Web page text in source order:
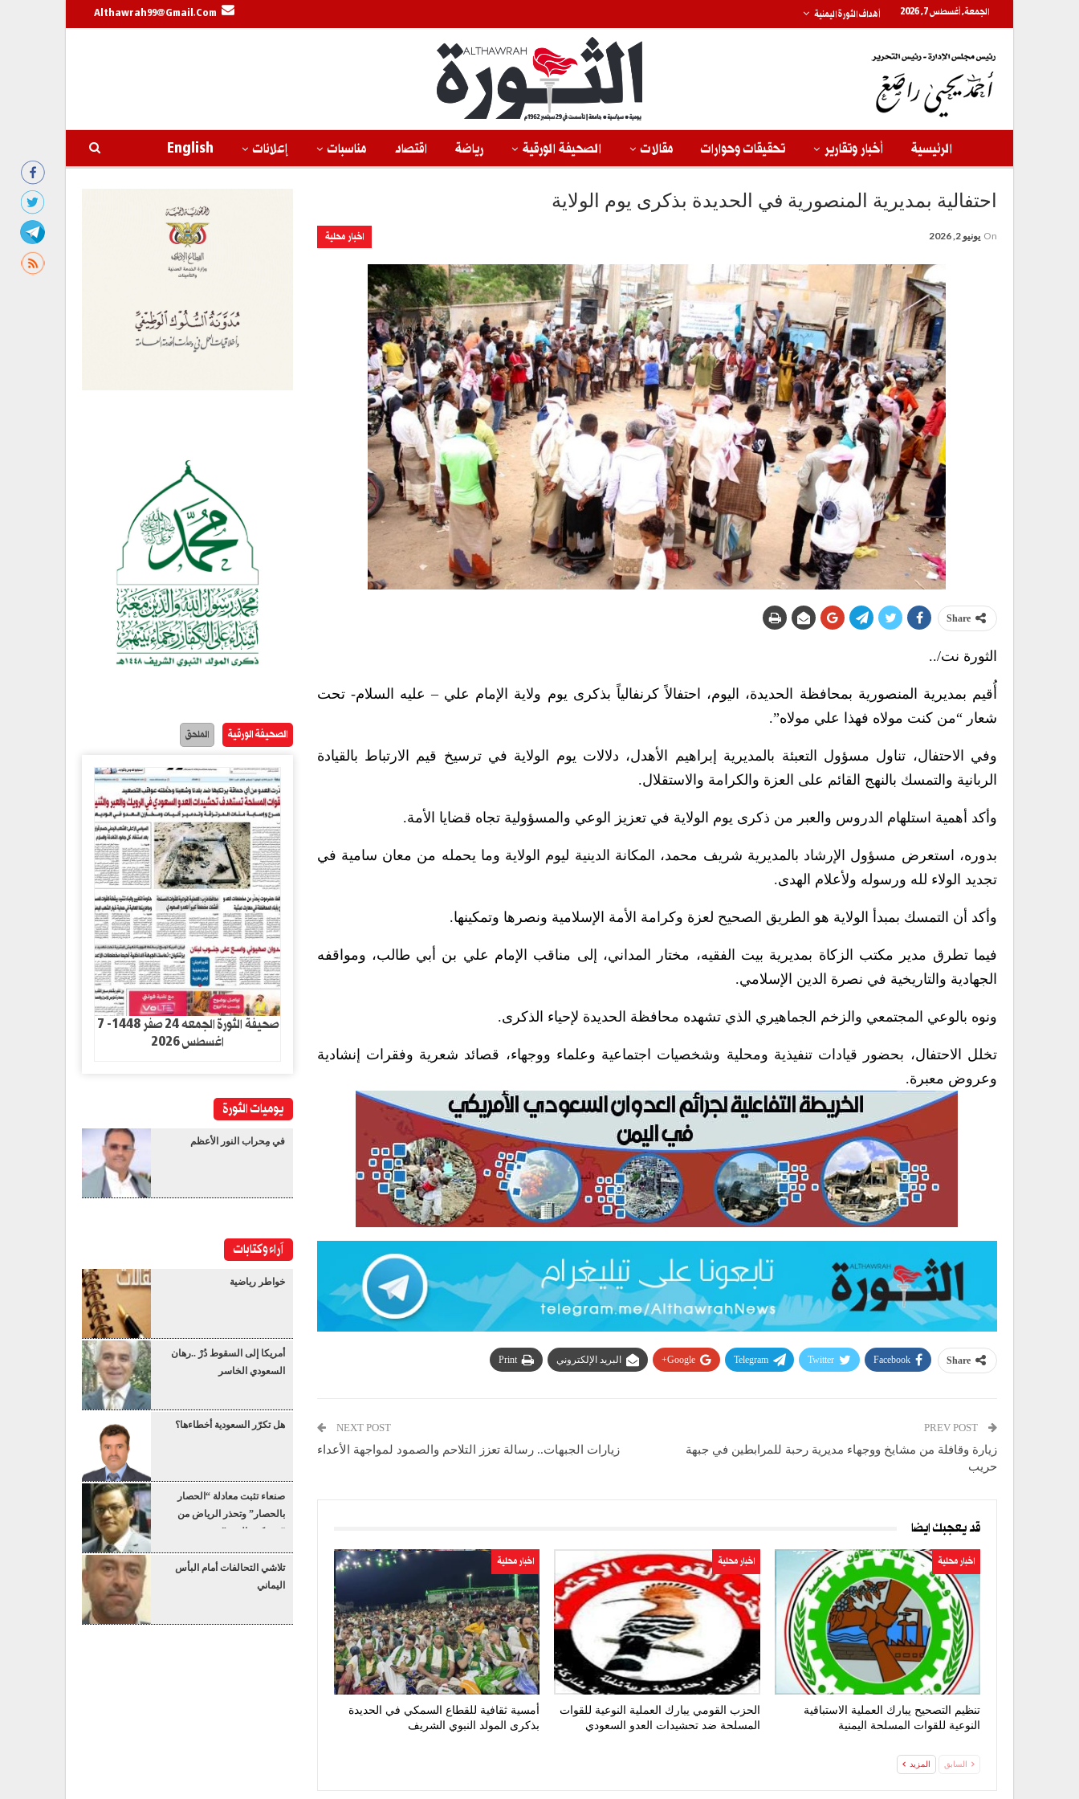
الجمعة, أغسطس 7, 2026 أهداف الثورة اليمنية Althawrah99@gmail.com
الرئيسية أخبار وتقارير تحقيقات وحوارات مقالات الصحيفة الورقية رياضة اقتصاد مناسبات إعلانات English
احتفالية بمديرية المنصورية في الحديدة بذكرى يوم الولاية
اخبار محلية On يونيو 2, 2026
Share
الثورة نت/..
أُقيم بمديرية المنصورية بمحافظة الحديدة، اليوم، احتفالاً كرنفالياً بذكرى يوم ولاية الإمام علي – عليه السلام- تحت
شعار “من كنت مولاه فهذا علي مولاه”.
وفي الاحتفال، تناول مسؤول التعبئة بالمديرية إبراهيم الأهدل، دلالات يوم الولاية في ترسيخ قيم الارتباط بالقيادة
الربانية والتمسك بالنهج القائم على العزة والكرامة والاستقلال.
وأكد أهمية استلهام الدروس والعبر من ذكرى يوم الولاية في تعزيز الوعي والمسؤولية تجاه قضايا الأمة.
بدوره، استعرض مسؤول الإرشاد بالمديرية شريف محمد، المكانة الدينية ليوم الولاية وما يحمله من معان سامية في
تجديد الولاء لله ورسوله ولأعلام الهدى.
وأكد أن التمسك بمبدأ الولاية هو الطريق الصحيح لعزة وكرامة الأمة الإسلامية ونصرها وتمكينها.
فيما تطرق مدير مكتب الزكاة بمديرية بيت الفقيه، مختار المداني، إلى مناقب الإمام علي بن أبي طالب، ومواقفه
الجهادية والتاريخية في نصرة الدين الإسلامي.
ونوه بالوعي المجتمعي والزخم الجماهيري الذي تشهده محافظة الحديدة لإحياء الذكرى.
تخلل الاحتفال، بحضور قيادات تنفيذية ومحلية وشخصيات اجتماعية وعلماء ووجهاء، قصائد شعرية وفقرات إنشادية
وعروض معبرة.
Share
Facebook
Twitter
Telegram
Google+ البريد الإلكتروني Print
زيارة وقافلة من مشايخ ووجهاء مديرية رحبة للمرابطين في جبهة
حريب
NEXT POST
زيارات الجبهات.. رسالة تعزز التلاحم والصمود لمواجهة الأعداء
قد يعجبك ايضا
اخبار محلية
تنظيم التصحيح يبارك العملية الاستباقية
النوعية للقوات المسلحة اليمنية
اخبار محلية
الحزب القومي يبارك العملية النوعية للقوات
المسلحة ضد تحشيدات العدو السعودي
اخبار محلية
أمسية ثقافية للقطاع السمكي في الحديدة
بذكرى المولد النبوي الشريف
السابق المزيد
الصحيفة الورقية الملحق
صحيفة الثورة الجمعه 24 صفر 1448- 7
اغسطس 2026
يوميات الثورة
في مِحراب النور الأعظم
آراء وكتابات
خواطر رياضية
أمريكا إلى السقوط دُرْ ..رهان
السعودي الخاسر
هل تكرّر السعودية أخطاءها؟
صنعاء تثبت معادلة “الحصار
بالحصار” وتحذر الرياض من
“عسكرة البحر”
تلاشي التحالفات أمام البأس
اليماني